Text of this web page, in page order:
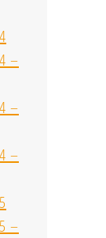
–
–
–
–